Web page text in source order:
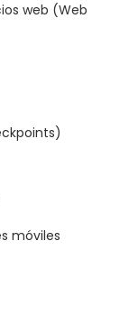
web (Web
móviles